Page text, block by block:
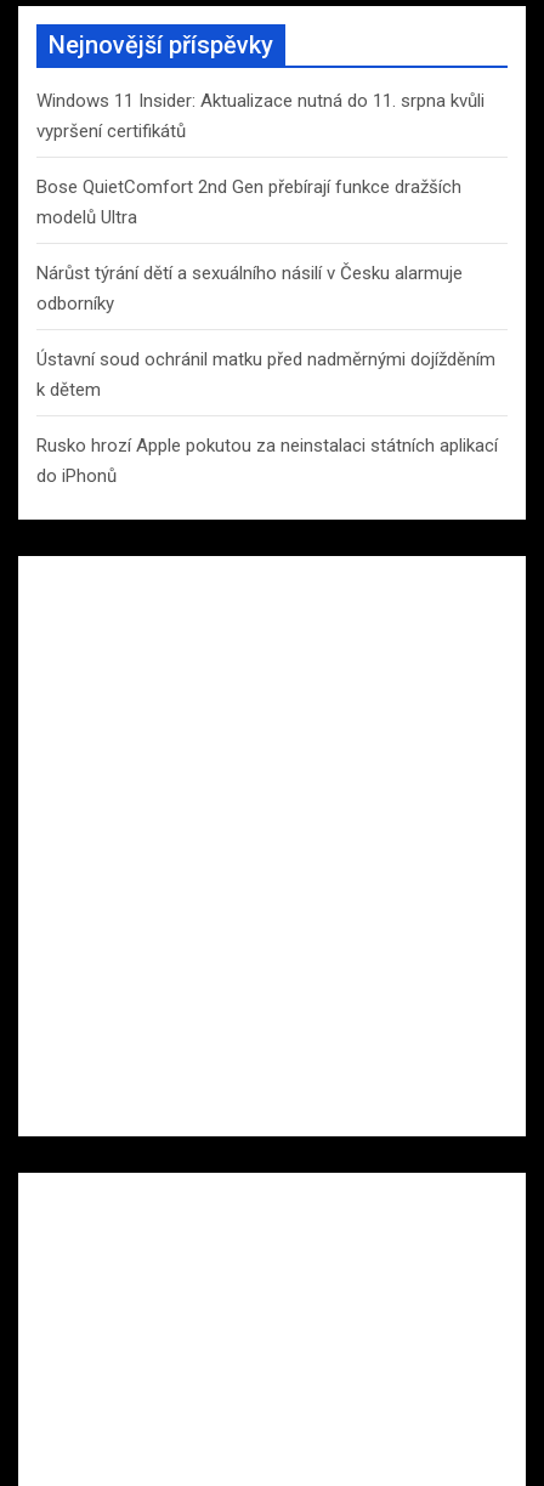
Nejnovější příspěvky
Windows 11 Insider: Aktualizace nutná do 11. srpna kvůli
vypršení certifikátů
Bose QuietComfort 2nd Gen přebírají funkce dražších
modelů Ultra
Nárůst týrání dětí a sexuálního násilí v Česku alarmuje
odborníky
Ústavní soud ochránil matku před nadměrnými dojížděním
k dětem
Rusko hrozí Apple pokutou za neinstalaci státních aplikací
do iPhonů